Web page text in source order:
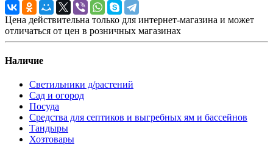
Цена действительна только для интернет-магазина и может
отличаться от цен в розничных магазинах
Наличие
Светильники д/растений
Сад и огород
Посуда
Средства для септиков и выгребных ям и бассейнов
Тандыры
Хозтовары